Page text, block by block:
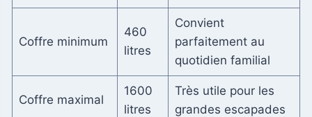
Coffre minimum
460
litres
Convient
parfaitement au
quotidien familial
Coffre maximal
1600
litres
Très utile pour les
grandes escapades